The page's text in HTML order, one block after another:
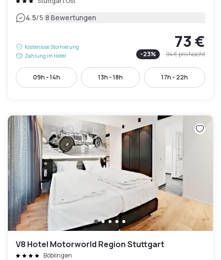
4.5/5|8 Bewertungen
Kostenlose Stornierung
Zahlung im Hotel
73 €
-23% 94 €pro Nacht
09h - 14h 13h - 18h 17h - 22h
V8 Hotel Motorworld Region Stuttgart
Böblingen